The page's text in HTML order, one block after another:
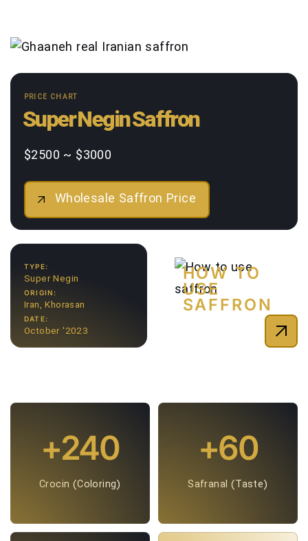
PRICE CHART
Super Negin Saffron
$2500 ~ $3000
Wholesale Saffron Price
TYPE:
Super Negin
ORIGIN:
Iran, Khorasan
DATE:
October '2023
HOW TO
USE
SAFFRON
240
Crocin (Coloring)
60
Safranal (Taste)